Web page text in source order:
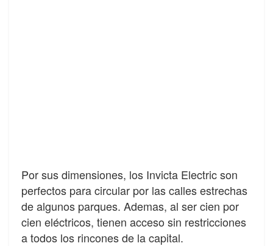
Por sus dimensiones, los Invicta Electric son
perfectos para circular por las calles estrechas
de algunos parques. Ademas, al ser cien por
cien eléctricos, tienen acceso sin restricciones
a todos los rincones de la capital.